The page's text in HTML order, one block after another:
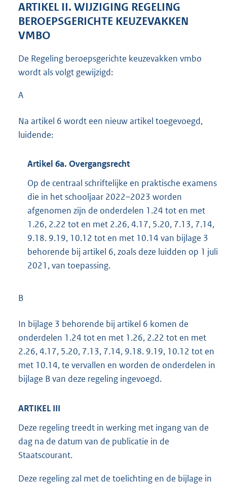
ARTIKEL II. WIJZIGING REGELING
BEROEPSGERICHTE KEUZEVAKKEN
VMBO
De Regeling beroepsgerichte keuzevakken vmbo
wordt als volgt gewijzigd:
A
Na artikel 6 wordt een nieuw artikel toegevoegd,
luidende:
Artikel 6a. Overgangsrecht
Op de centraal schriftelijke en praktische examens
die in het schooljaar 2022–2023 worden
afgenomen zijn de onderdelen 1.24 tot en met
1.26, 2.22 tot en met 2.26, 4.17, 5.20, 7.13, 7.14,
9.18. 9.19, 10.12 tot en met 10.14 van bijlage 3
behorende bij artikel 6, zoals deze luidden op 1 juli
2021, van toepassing.
B
In bijlage 3 behorende bij artikel 6 komen de
onderdelen 1.24 tot en met 1.26, 2.22 tot en met
2.26, 4.17, 5.20, 7.13, 7.14, 9.18. 9.19, 10.12 tot en
met 10.14, te vervallen en worden de onderdelen in
bijlage B van deze regeling ingevoegd.
ARTIKEL III
Deze regeling treedt in werking met ingang van de
dag na de datum van de publicatie in de
Staatscourant.
Deze regeling zal met de toelichting en de bijlage in